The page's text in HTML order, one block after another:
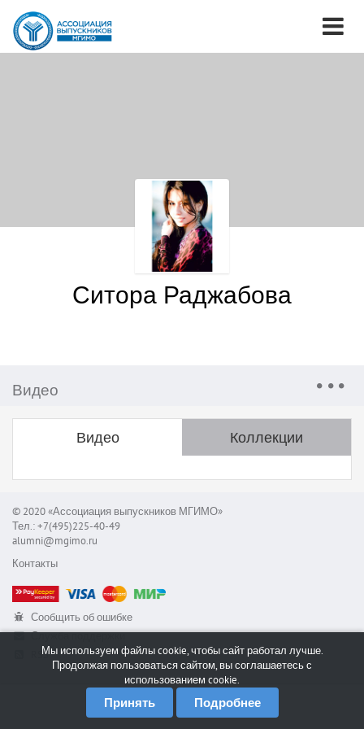
Ситора Раджабова
Видео
Видео Коллекции
© 2020 «Ассоциация выпускников МГИМО»
Тел.: +7(495)225-40-49
alumni@mgimo.ru
Контакты
Сообщить об ошибке
Служба поддержки
RSSМы используем файлы cookie, чтобы сайт работал лучше.
Продолжая пользоваться сайтом, вы соглашаетесь с
использованием cookie.
Принять Подробнее